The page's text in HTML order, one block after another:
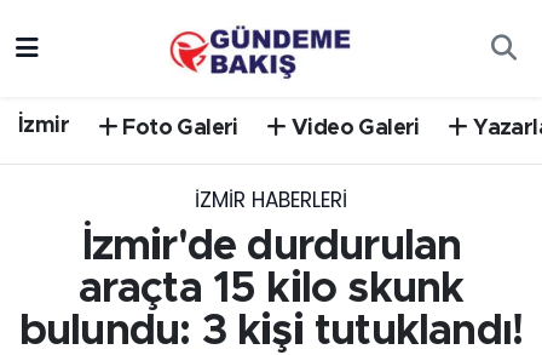
İzmir Foto Galeri Video Galeri
İZMIR HABERLERI
İzmir'de durdurulan
araçta 15 kilo skunk
bulundu: 3 kişi tutuklandı!
DÜNYA
EGE
EĞİTİM
Trafik Durumu
Süper Lig Puan Durumu ve Fikstür
Tüm Manşetler